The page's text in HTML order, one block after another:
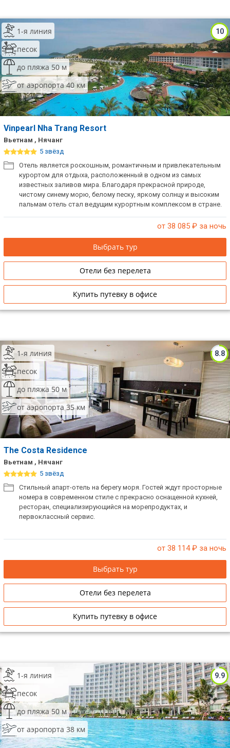
10
1-я линия
песок
до пляжа 50 м
от аэропорта 40 км
Vinpearl Nha Trang Resort
Вьетнам , Нячанг
5 звёзд
Отель является роскошным, романтичным и привлекательным
курортом для отдыха, расположенный в одном из самых
известных заливов мира. Благодаря прекрасной природе,
чистому синему морю, белому песку, яркому солнцу и высоким
пальмам отель стал ведущим курортным комплексом в стране.
от 38 085 ₽ за ночь
Выбрать тур
Отели без перелета
Купить путевку в офисе
8.8
1-я линия
песок
до пляжа 50 м
от аэропорта 35 км
The Costa Residence
Вьетнам , Нячанг
5 звёзд
Стильный апарт-отель на берегу моря. Гостей ждут просторные
номера в современном стиле с прекрасно оснащенной кухней,
ресторан, специализирующийся на морепродуктах, и
первоклассный сервис.
от 38 114₽ за ночь
Выбрать тур
Отели без перелета
Купить путевку в офисе
9.9
1-я линия
песок
до пляжа 50 м
от аэропорта 38 км